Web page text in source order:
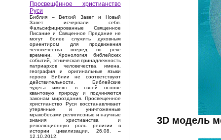
Просвещённое христианство
Руси
Библия – Ветхий Завет и Новый
Завет исчерпали себя.
Фальсифицированные Священное
Писание и Священное Предание не
могут более служить духовным
ориентиром для продвижения
человечества вперед по реке
времени. Хронология библейских
событий, этническая принадлежность
патриархов человечества, имена,
география и оригинальные языки
героев Библии не соответствуют
действительности. Библейские
чудеса имеют в своей основе
квантовую природу и подчиняются
законам мироздания. Просвещенное
христианство Руси восстанавливает
утерянные и уничтоженные
мракобесами религиозные и научные
знания христианства и
революционную роль религии в
истории цивилизации. 26.08. –
12.10.2012.
3D модель